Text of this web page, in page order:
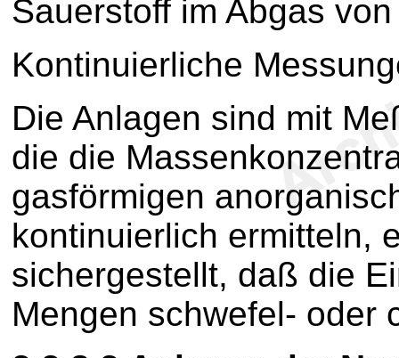
Sauerstoff im Abgas
Kontinuierliche
Die Anlagen sind mit
die die
gasförmigen
kontinuierlich ermitteln,
sichergestellt, daß die
Mengen schwefel- oder